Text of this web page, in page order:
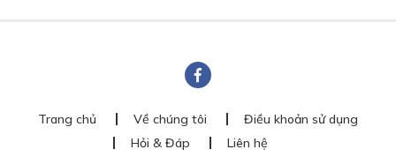
Trang chủ Về chúng tôi
Điều khoản sử dụng
Hỏi & Đáp
Liên hệ